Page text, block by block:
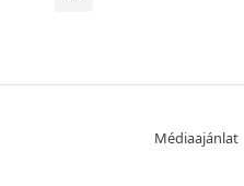
Médiaajánlat